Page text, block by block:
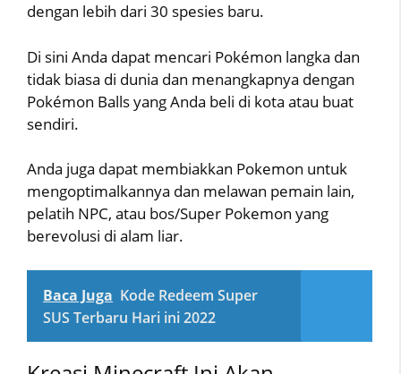
dengan lebih dari 30 spesies baru.
Di sini Anda dapat mencari Pokémon langka dan
tidak biasa di dunia dan menangkapnya dengan
Pokémon Balls yang Anda beli di kota atau buat
sendiri.
Anda juga dapat membiakkan Pokemon untuk
mengoptimalkannya dan melawan pemain lain,
pelatih NPC, atau bos/Super Pokemon yang
berevolusi di alam liar.
Baca Juga Kode Redeem Super
SUS Terbaru Hari ini 2022